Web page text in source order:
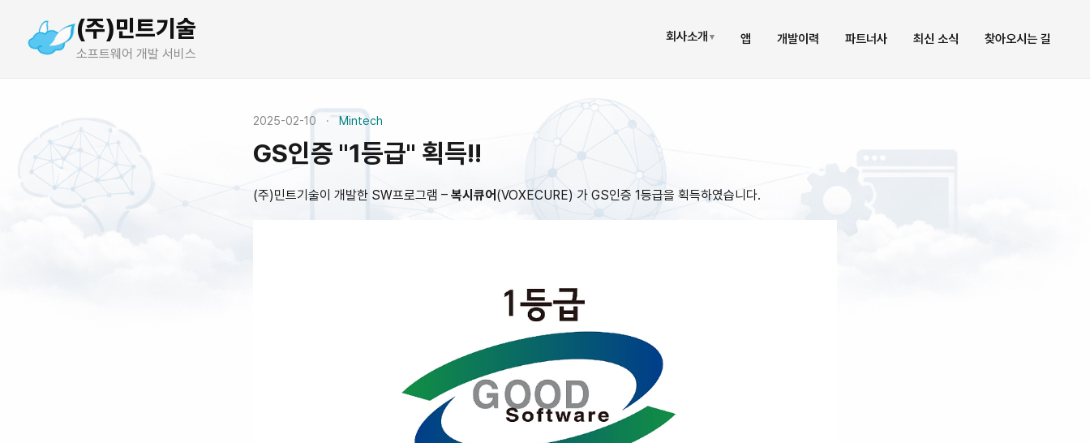
(주)민트기술
소프트웨어 개발 서비스
회사소개 ▾ 앱 개발이력 파트너사 최신 소식 찾아오시는 길
2025-02-10 · Mintech
GS인증 "1등급" 획득!!
(주)민트기술이 개발한 SW프로그램 – 복시큐어 (VOXECURE) 가 GS인증 1등급을 획득하였습니다.